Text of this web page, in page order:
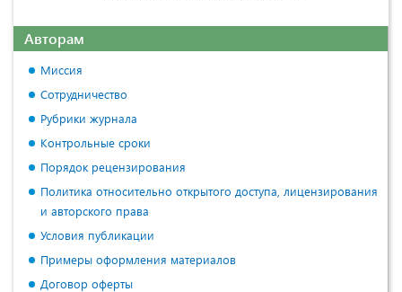
Авторам
Миссия
Сотрудничество
Рубрики журнала
Контрольные сроки
Порядок рецензирования
Политика относительно открытого доступа, лицензирования
и авторского права
Условия публикации
Примеры оформления материалов
Договор оферты